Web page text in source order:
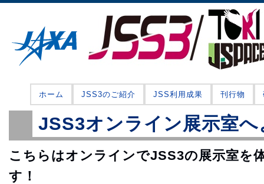
ホーム JSS3のご紹介 JSS利用成果 刊行物
JSS3オンライン展示室
こちらはオンラインでJSS3の展示室を
す！